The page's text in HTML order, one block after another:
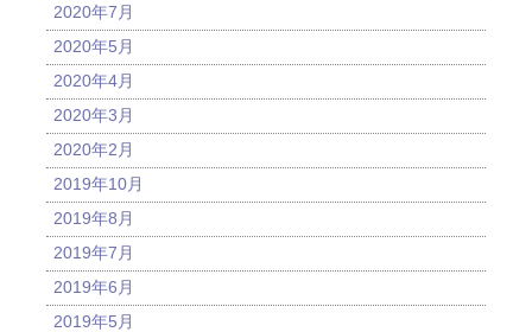
2020年7月
2020年5月
2020年4月
2020年3月
2020年2月
2019年10月
2019年8月
2019年7月
2019年6月
2019年5月